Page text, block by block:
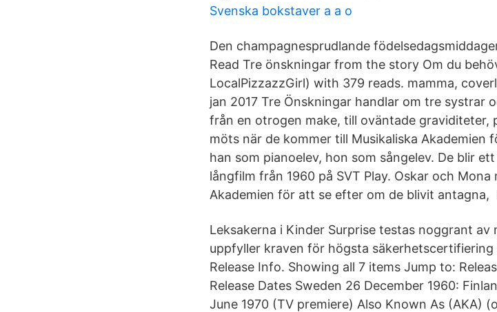
Svenska bokstaver a a o
Den champagnesprudlande
Read Tre önskningar from the story Om du
LocalPizzazzGirl) with 379 reads. mamma,
jan 2017 Tre Önskningar handlar om tre systrar
från en otrogen make, till oväntade graviditeter,
möts när de kommer till Musikaliska Akademien
han som pianoelev, hon som sångelev. De blir
långfilm från 1960 på SVT Play. Oskar och
Akademien för att se efter om de blivit antagna,
Leksakerna i Kinder Surprise testas noggrant
uppfyller kraven för högsta
Release Info. Showing all 7 items Jump to:
Release Dates Sweden 26 December 1960:
June 1970 (TV premiere) Also Known As (AKA)